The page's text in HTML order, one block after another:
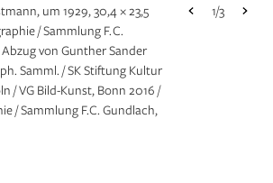
um 1929, 30,4 × 23,5
/ Sammlung F. C.
von Gunther Sander
Samml. / SK Stiftung Kultur
/ VG Bild-Kunst, Bonn 2016 /
/ Sammlung F.C. Gundlach,
1/3
1999, 60,8 × 50,7 cm;
/ Sammlung F. C. Gundlach,
Bosse / Haus der
F.C. Gundlach, Hamburg